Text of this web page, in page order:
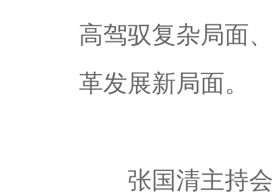
高驾驭复杂局面
革发展新局面。
张国清主持会